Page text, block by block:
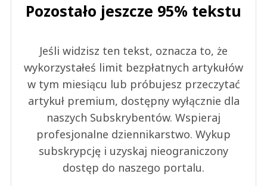
Pozostało jeszcze 95% tekstu
Jeśli widzisz ten tekst, oznacza to, że
wykorzystałeś limit bezpłatnych artykułów
w tym miesiącu lub próbujesz przeczytać
artykuł premium, dostępny wyłącznie dla
naszych Subskrybentów. Wspieraj
profesjonalne dziennikarstwo. Wykup
subskrypcję i uzyskaj nieograniczony
dostęp do naszego portalu.